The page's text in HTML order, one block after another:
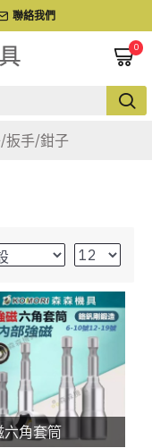
聯絡我們
0
扳手/鉗子
六角套筒